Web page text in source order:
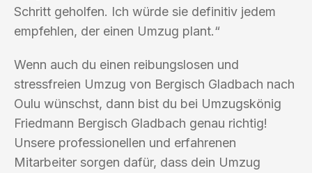
Schritt geholfen. Ich würde sie definitiv jedem
empfehlen, der einen Umzug plant.“
Wenn auch du einen reibungslosen und
stressfreien Umzug von Bergisch Gladbach nach
Oulu wünschst, dann bist du bei Umzugskönig
Friedmann Bergisch Gladbach genau richtig!
Unsere professionellen und erfahrenen
Mitarbeiter sorgen dafür, dass dein Umzug